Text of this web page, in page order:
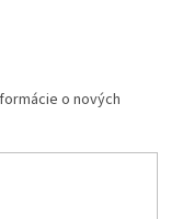
o nových